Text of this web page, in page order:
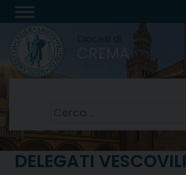
Skip
to
content
CREMA
DELEGATI VESCOVILI